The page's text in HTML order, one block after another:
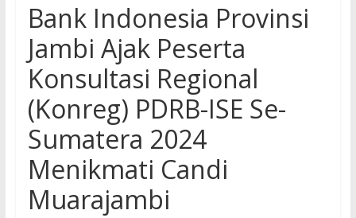
Bank Indonesia Provinsi
Jambi Ajak Peserta
Konsultasi Regional
(Konreg) PDRB-ISE Se-
Sumatera 2024
Menikmati Candi
Muarajambi